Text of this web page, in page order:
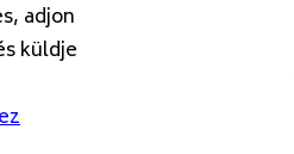
adjon
küldje